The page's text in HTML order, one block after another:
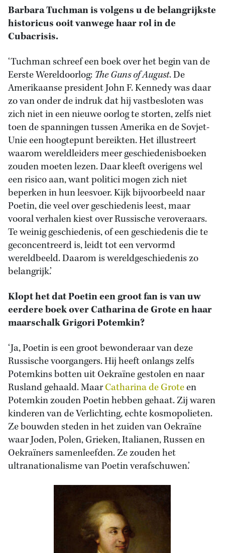
Barbara Tuchman is volgens u de belangrijkste
historicus ooit vanwege haar rol in de
Cubacrisis.
‘Tuchman schreef een boek over het begin van de
Eerste Wereldoorlog: The Guns of August. De
Amerikaanse president John F. Kennedy was daar
zo van onder de indruk dat hij vastbesloten was
zich niet in een nieuwe oorlog te storten, zelfs niet
toen de spanningen tussen Amerika en de Sovjet-
Unie een hoogtepunt bereikten. Het illustreert
waarom wereldleiders meer geschiedenisboeken
zouden moeten lezen. Daar kleeft overigens wel
een risico aan, want politici mogen zich niet
beperken in hun leesvoer. Kijk bijvoorbeeld naar
Poetin, die veel over geschiedenis leest, maar
vooral verhalen kiest over Russische veroveraars.
Te weinig geschiedenis, of een geschiedenis die te
geconcentreerd is, leidt tot een vervormd
wereldbeeld. Daarom is wereldgeschiedenis zo
belangrijk.’
Klopt het dat Poetin een groot fan is van uw
eerdere boek over Catharina de Grote en haar
maarschalk Grigori Potemkin?
‘Ja, Poetin is een groot bewonderaar van deze
Russische voorgangers. Hij heeft onlangs zelfs
Potemkins botten uit Oekraïne gestolen en naar
Rusland gehaald. MaarCatharina de Groteen
Potemkin zouden Poetin hebben gehaat. Zij waren
kinderen van de Verlichting, echte kosmopolieten.
Ze bouwden steden in het zuiden van Oekraïne
waar Joden, Polen, Grieken, Italianen, Russen en
Oekraïners samenleefden. Ze zouden het
ultranationalisme van Poetin verafschuwen.’